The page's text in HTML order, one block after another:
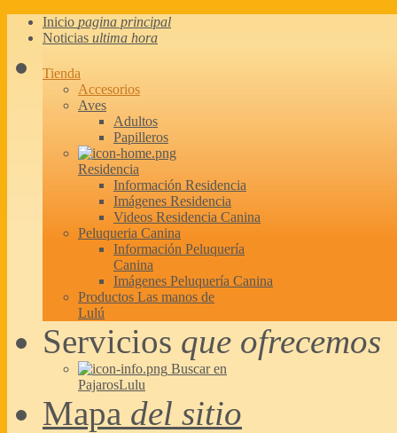
Inicio pagina principal
Noticias ultima hora
Tienda
Accesorios
Aves
Adultos
Papilleros
Residencia
Información Residencia
Imágenes Residencia
Videos Residencia Canina
Peluqueria Canina
Información Peluquería
Canina
Imágenes Peluquería Canina
Productos Las manos de
Lulú
Servicios que ofrecemos
Buscar en
PajarosLulu
Mapa del sitio